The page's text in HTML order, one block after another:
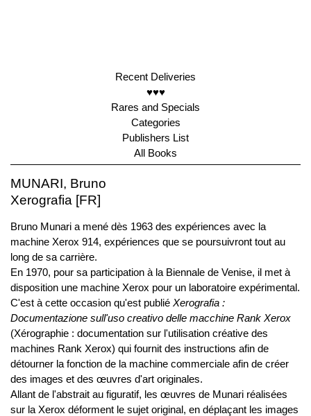
Recent Deliveries
♥♥♥
Rares and Specials
Categories
Publishers List
All Books
MUNARI, Bruno
Xerografia [FR]
Bruno Munari a mené dès 1963 des expériences avec la
machine Xerox 914, expériences que se poursuivront tout au
long de sa carrière.
En 1970, pour sa participation à la Biennale de Venise, il met à
disposition une machine Xerox pour un laboratoire expérimental.
C'est à cette occasion qu'est publié Xerografia :
Documentazione sull'uso creativo delle macchine Rank Xerox
(Xérographie : documentation sur l'utilisation créative des
machines Rank Xerox) qui fournit des instructions afin de
détourner la fonction de la machine commerciale afin de créer
des images et des œuvres d'art originales.
Allant de l'abstrait au figuratif, les œuvres de Munari réalisées
sur la Xerox déforment le sujet original, en déplaçant les images